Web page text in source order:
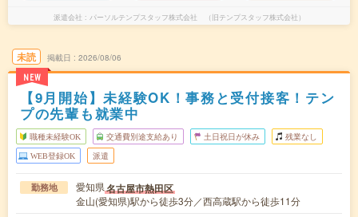
派遣会社 パーソルテンプスタッフ株式会社 （旧テンプスタッフ株式会社）
未読
NEW
掲載日 2026/08/06
【9月開始】未経験OK！事務と受付接客！テン
プの先輩も就業中
職種未経験OK 交通費別途支給あり 土日祝日が休み 残業なし
WEB登録OK 派遣
勤務地 愛知県名古屋市熱田区
金山(愛知県)駅から徒歩3分／西高蔵駅から徒歩11分